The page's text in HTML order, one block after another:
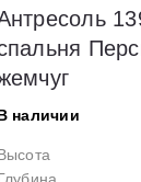
наличии